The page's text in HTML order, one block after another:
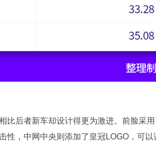
比后者新车却设计得更为激进。前脸采
，中网中央则添加了皇冠LOGO，可以